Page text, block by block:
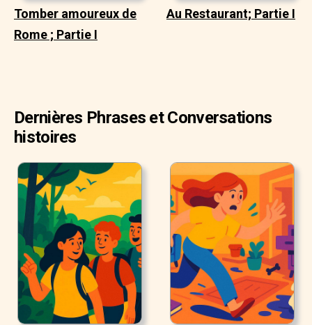
Tomber amoureux de
Rome ; Partie I
Au Restaurant; Partie I
Dernières Phrases et Conversations
histoires